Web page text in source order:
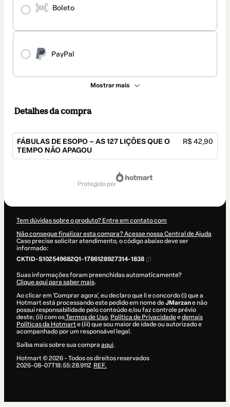
Boleto
PayPal
Mostrar mais
Detalhes da compra
FÁBULAS DE ESOPO – AS 127 LIÇÕES QUE O
TEMPO NÃO APAGOU
R$ 42,90
protegido por
Tem dúvidas sobre o produto? Entre em contato com
Não consegue finalizar esta compra? Acesse nossa Central de Ajuda
Caso precise solicitar atendimento, o código abaixo deve ser
informado:
CKTID-S102549682Q1-1786128927314-1838
Suas informações foram preenchidas automaticamente?
Clique aqui para saber mais.
Ao clicar em 'Comprar agora', eu declaro que li e concordo (i) que a
Hotmart está processando este pedido em nome deJMarzane não
possui responsabilidade pelo conteúdo e/ou faz controle prévio
deste; (ii) com osTermos de Uso, Política de Privacidadeedemais
Políticas da Hotmarte (iii) que sou maior de idade ou autorizado e
acompanhado por um responsável legal.
Saiba mais sobre sua compra aqui.
Hotmart ©2026- Todos os direitos reservados
2026-08-07T18:55:28.911Z REF.